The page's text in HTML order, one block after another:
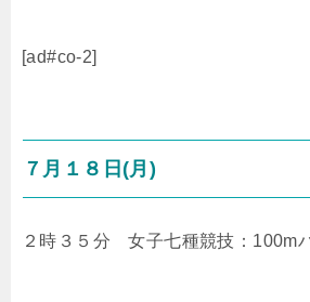
[ad#co-2]
７月１８日(月)
２時３５分 女子七種競技：100m